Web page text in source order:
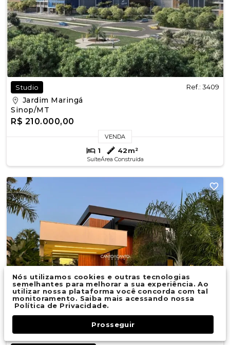
Studio Ref.: 3409
Jardim Maringá
Sinop/MT
R$ 210.000,00
VENDA
1
Suíte
42m²
Área Construída
Nós utilizamos cookies e outras tecnologias
semelhantes para melhorar a sua experiência. Ao
utilizar nossa plataforma você concorda com tal
monitoramento. Saiba mais acessando nossa
Política de Privacidade.
Prosseguir